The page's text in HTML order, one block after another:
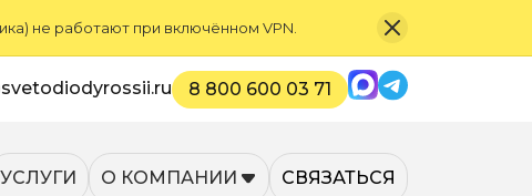
не работают при включённом VPN.
8 800 600 03 71 MaxTelegram
УСЛУГИ О КОМПАНИИ СВЯЗАТЬСЯ